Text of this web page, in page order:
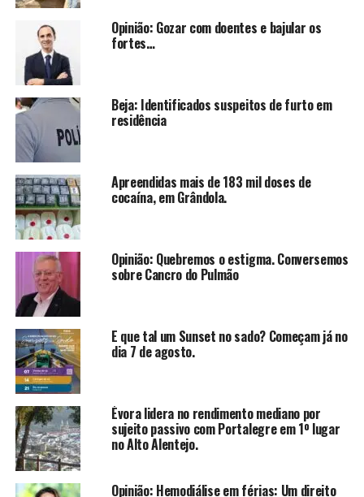
Opinião: Gozar com doentes e bajular os
fortes…
Beja: Identificados suspeitos de furto em
residência
Apreendidas mais de 183 mil doses de
cocaína, em Grândola.
Opinião: Quebremos o estigma. Conversemos
sobre Cancro do Pulmão
E que tal um Sunset no sado? Começam já no
dia 7 de agosto.
Évora lidera no rendimento mediano por
sujeito passivo com Portalegre em 1º lugar
no Alto Alentejo.
Opinião: Hemodiálise em férias: Um direito